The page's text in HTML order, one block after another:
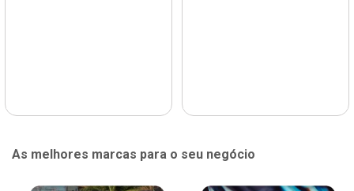
As melhores marcas para o seu negócio